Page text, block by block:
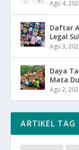
Agu 4,
Daftar
Legal
Agu 3,
Daya
Mata
Agu 2,
ARTIKEL TAG